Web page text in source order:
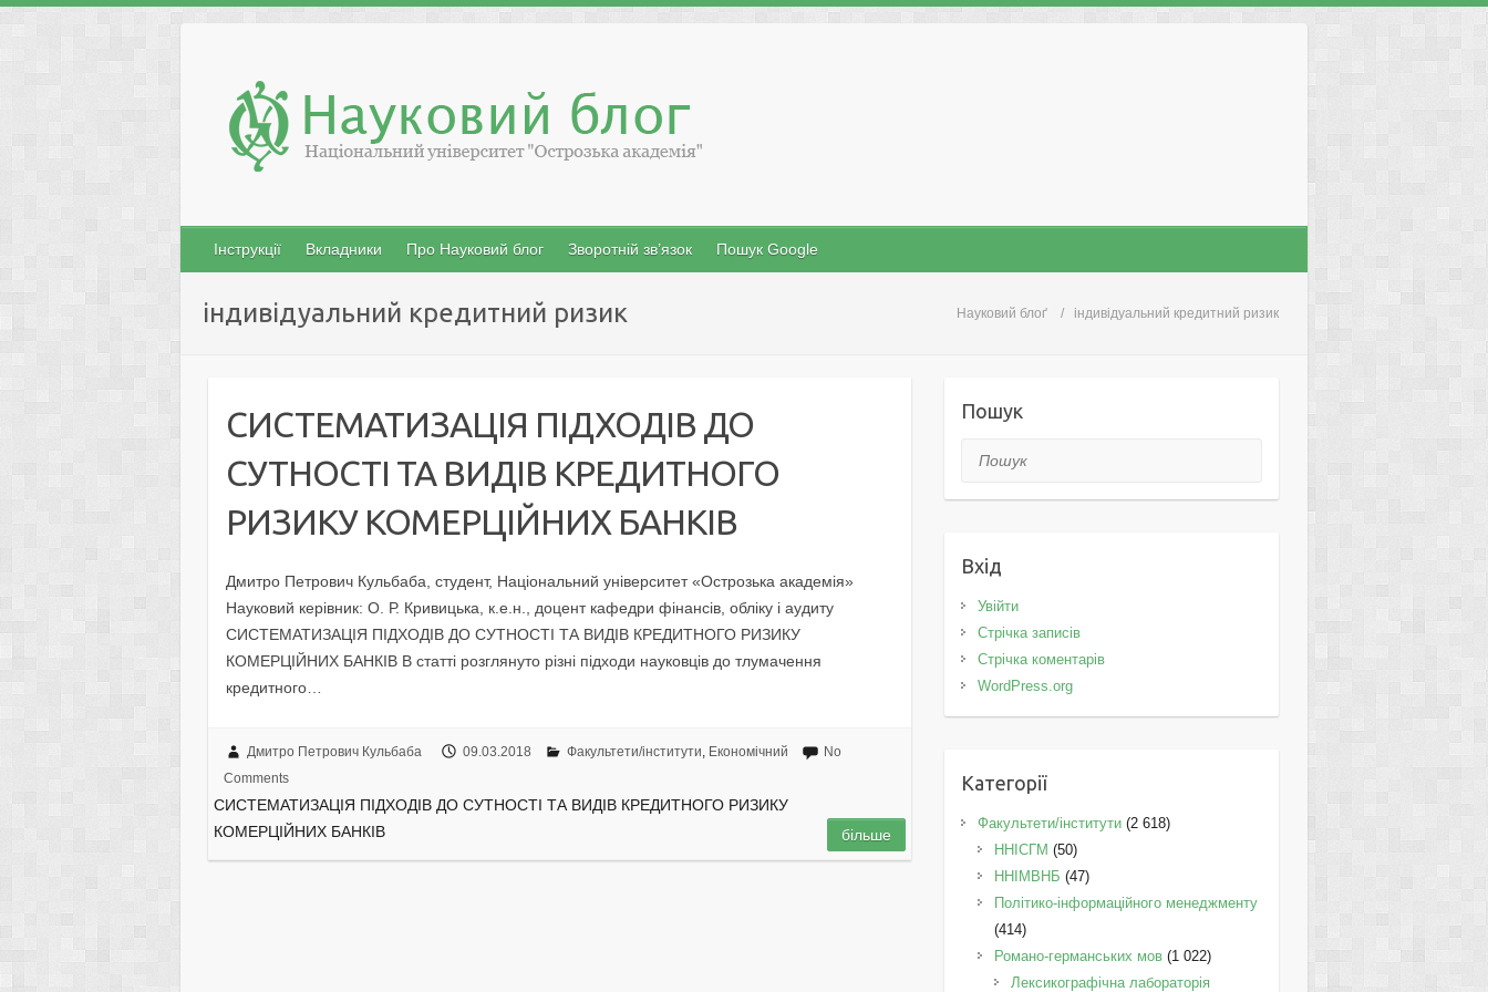
content
Інструкції Вкладники Про Науковий блог Зворотній зв’язок Пошук Google
Науковий блоґ індивідуальний кредитний ризик
індивідуальний кредитний ризик
СИСТЕМАТИЗАЦІЯ ПІДХОДІВ ДО
СУТНОСТІ ТА ВИДІВ КРЕДИТНОГО
РИЗИКУ КОМЕРЦІЙНИХ БАНКІВ
Дмитро Петрович Кульбаба, студент, Національний університет «Острозька академія»
Науковий керівник: О. Р. Кривицька, к.е.н., доцент кафедри фінансів, обліку і аудиту
СИСТЕМАТИЗАЦІЯ ПІДХОДІВ ДО СУТНОСТІ ТА ВИДІВ КРЕДИТНОГО РИЗИКУ
КОМЕРЦІЙНИХ БАНКІВ В статті розглянуто різні підходи науковців до тлумачення
кредитного…
Дмитро Петрович Кульбаба 09.03.2018 Факультети/інститути, Економічний
No
Comments
СИСТЕМАТИЗАЦІЯ ПІДХОДІВ ДО СУТНОСТІ ТА ВИДІВ КРЕДИТНОГО РИЗИКУ
КОМЕРЦІЙНИХ БАНКІВ
більше
Пошук
Пошук
Вхід
Увійти
Стрічка записів
Стрічка коментарів
WordPress.org
Категорії
Факультети/інститути(2 618)
ННІСГМ (50)
ННІМВНБ (47)
Політико-інформаційного менеджменту
(414)
Романо-германських мов(1 022)
Лексикографічна лабораторія